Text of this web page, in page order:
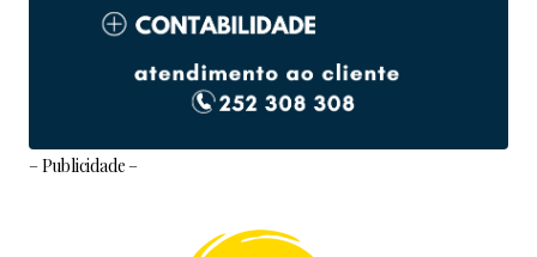
– Publicidade –